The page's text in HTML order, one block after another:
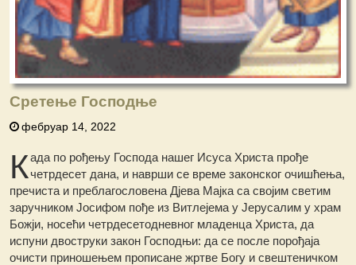
Сретење Господње
фебруар 14, 2022
Када пo рођењу Господа нашег Исуса Христа прође
четрдесет дана, и наврши се време законског очишћења,
пречиста и преблагословена Дјева Мајка са својим светим
заручником Јосифом пође из Витлејема у Јерусалим у храм
Божји, носећи четрдесетодневног младенца Христа, да
испуни двоструки закон Господњи: да се после порођаја
очисти приношењем прописане жртве Богу и свештеничком